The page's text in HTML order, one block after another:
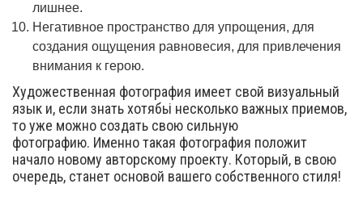
лишнее.
Негативное пространство для упрощения, для
создания ощущения равновесия, для привлечения
внимания к герою.
Художественная фотография имеет свой визуальный
язык и, если знать хотябьі несколько важных приемов,
то уже можно создать свою сильную
фотографию. Именно такая фотография положит
начало новому авторскому проекту. Который, в свою
очередь, станет основой вашего собственного стиля!